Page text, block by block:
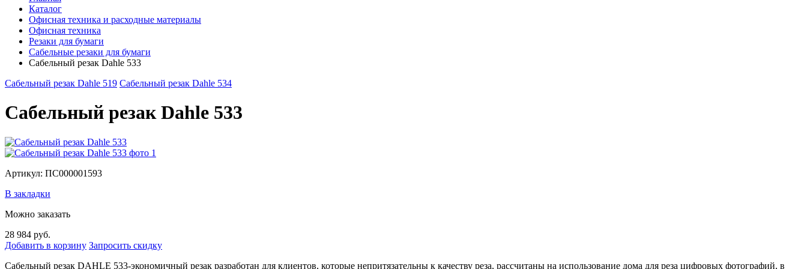
Каталог
Офисная техника и расходные материалы
Офисная техника
Резаки для бумаги
Сабельные резаки для бумаги
Сабельный резак Dahle 533
Сабельный резак Dahle 519 Сабельный резак Dahle 534
Сабельный резак Dahle 533
Артикул: ПС000001593
В закладки
Можно заказать
28 984 руб.
Добавить в корзину Запросить скидку
Сабельный резак DAHLE 533-экономичный резак разработан для клиентов, которые непритязательны к качеству реза, рассчитаны на использование дома для реза цифровых фотографий, в